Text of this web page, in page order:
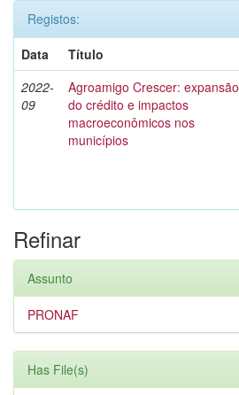
Registos:
Data
Título
2022-
09
Agroamigo Crescer: expansão
do crédito e impactos
macroeconômicos nos
municípios
Refinar
Assunto
PRONAF
Has File(s)